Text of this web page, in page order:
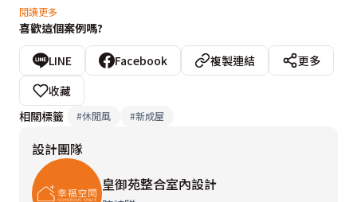
書房部分設計師陳誼騏採取玻璃介面，虛化了空間與空間
的實質分野；而在開放尺度的客餐廳格局中，利用結構樑
體明確定義各自區別的機能範圍。
閱讀更多
喜歡這個案例嗎?
LINE Facebook 複製連結
更多
收藏
相關標籤
#休閒風 #新成屋
設計團隊
皇御苑整合室內設計